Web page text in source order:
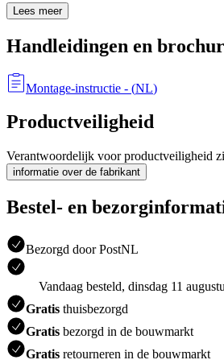
Lees meer
Handleidingen en
Montage-instructie - (NL)
Productveiligheid
Verantwoordelijk voor productveiligheid
informatie over de fabrikant
Bestel- en
Bezorgd door PostNL
Vandaag besteld, dinsdag 11
Gratis thuisbezorgd
Gratis bezorgd in de bouwmarkt
Gratis retourneren in de bouwmarkt